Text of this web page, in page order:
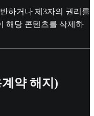
하거나 제3자의 권리를
해당 콘텐츠를 삭제하
약 해지)